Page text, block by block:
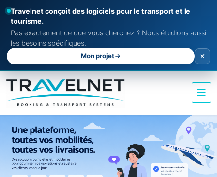
Travelnet conçoit des logiciels pour le transport et le
tourisme.
Pas exactement ce que vous cherchez ? Nous étudions aussi
les besoins spécifiques.
Mon projet